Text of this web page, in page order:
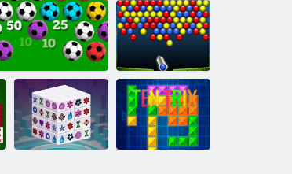
Драгоценные
камни: Пузыри
Энергичные
шарики